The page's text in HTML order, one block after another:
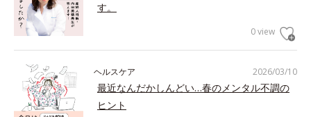
す。
0 view
2026/03/10
ヘルスケア
最近なんだかしんどい…春のメンタル不調の
ヒント